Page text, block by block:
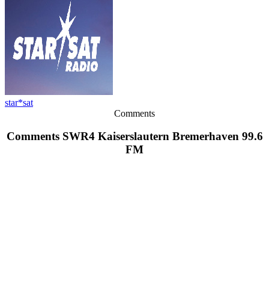
star*sat
Comments
Comments SWR4 Kaiserslautern Bremerhaven 99.6
FM